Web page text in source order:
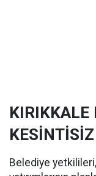
KIRIKKALE
Belediye